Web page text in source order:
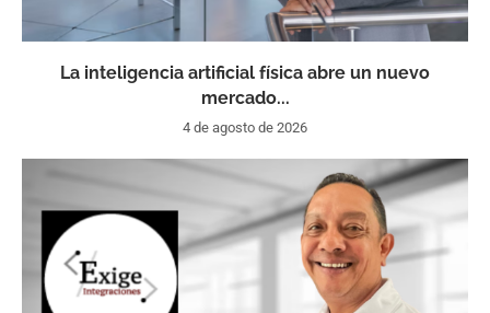
La inteligencia artificial física abre un nuevo
mercado...
4 de agosto de 2026